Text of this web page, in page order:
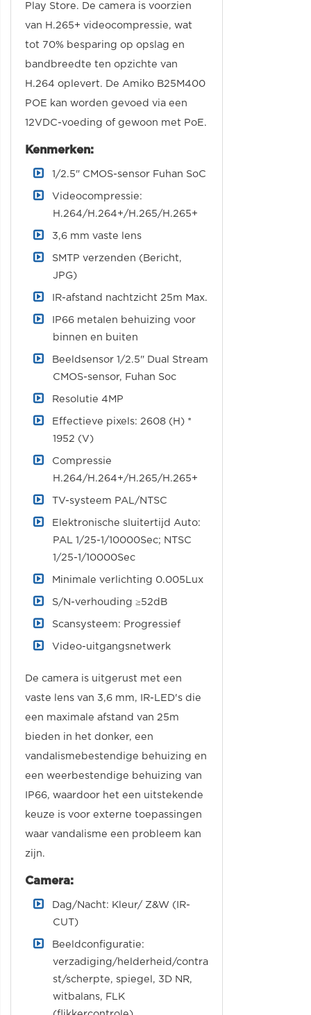
Play Store. De camera is voorzien
van H.265+ videocompressie, wat
tot 70% besparing op opslag en
bandbreedte ten opzichte van
H.264 oplevert. De Amiko B25M400
POE kan worden gevoed via een
12VDC-voeding of gewoon met PoE.
Kenmerken:
1/2.5" CMOS-sensor Fuhan SoC
Videocompressie:
H.264/H.264+/H.265/H.265+
3,6 mm vaste lens
SMTP verzenden (Bericht,
JPG)
IR-afstand nachtzicht 25m Max.
IP66 metalen behuizing voor
binnen en buiten
Beeldsensor 1/2.5" Dual Stream
CMOS-sensor, Fuhan Soc
Resolutie 4MP
Effectieve pixels: 2608 (H) *
1952 (V)
Compressie
H.264/H.264+/H.265/H.265+
TV-systeem PAL/NTSC
Elektronische sluitertijd Auto:
PAL 1/25-1/10000Sec; NTSC
1/25-1/10000Sec
Minimale verlichting 0.005Lux
S/N-verhouding ≥52dB
Scansysteem: Progressief
Video-uitgangsnetwerk
De camera is uitgerust met een
vaste lens van 3,6 mm, IR-LED's die
een maximale afstand van 25m
bieden in het donker, een
vandalismebestendige behuizing en
een weerbestendige behuizing van
IP66, waardoor het een uitstekende
keuze is voor externe toepassingen
waar vandalisme een probleem kan
zijn.
Camera:
Dag/Nacht: Kleur/ Z&W (IR-
CUT)
Beeldconfiguratie:
verzadiging/helderheid/contra
st/scherpte, spiegel, 3D NR,
witbalans, FLK